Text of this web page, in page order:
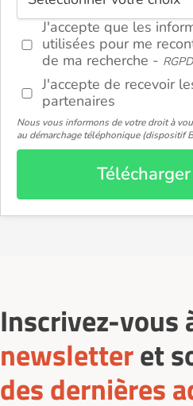
J'accepte que les
utilisées pour me
de ma recherche - RGPD
J'accepte de recevoir
partenaires
Nous vous informons de votre droit à
au démarchage téléphonique (dispositif
ou
Inscrivez-vous
newsletteret
des dernières